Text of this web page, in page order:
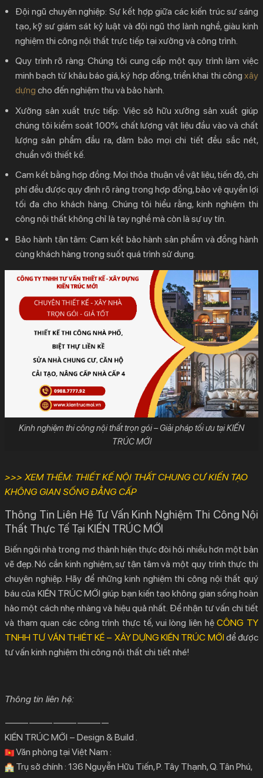
Đội ngũ chuyên nghiệp: Sự kết hợp giữa các kiến trúc sư sáng
tạo, kỹ sư giám sát kỷ luật và đội ngũ thợ lành nghề, giàu kinh
nghiệm thi công nội thất trực tiếp tại xưởng và công trình.
Quy trình rõ ràng: Chúng tôi cung cấp một quy trình làm việc
minh bạch từ khâu báo giá, ký hợp đồng, triển khai thi công xây
dựng cho đến nghiệm thu và bảo hành.
Xưởng sản xuất trực tiếp: Việc sở hữu xưởng sản xuất giúp
chúng tôi kiểm soát 100% chất lượng vật liệu đầu vào và chất
lượng sản phẩm đầu ra, đảm bảo mọi chi tiết đều sắc nét,
chuẩn với thiết kế.
Cam kết bằng hợp đồng: Mọi thỏa thuận về vật liệu, tiến độ, chi
phí đều được quy định rõ ràng trong hợp đồng, bảo vệ quyền lợi
tối đa cho khách hàng. Chúng tôi hiểu rằng,kinh nghiệm thi
công nội thất không chỉ là tay nghề mà còn là sự uy tín.
Bảo hành tận tâm: Cam kết bảo hành sản phẩm và đồng hành
cùng khách hàng trong suốt quá trình sử dụng.
Kinh nghiệm thi công nội thất trọn gói – Giải pháp tối ưu tại KIẾN
TRÚC MỚI
>>> XEM THÊM: THIẾT KẾ NỘI THẤT CHUNG CƯ KIẾN TẠO
KHÔNG GIAN SỐNG ĐẲNG CẤP
Thông Tin Liên Hệ Tư Vấn Kinh Nghiệm Thi Công Nội
Thất Thực Tế Tại KIẾN TRÚC MỚI
Biến ngôi nhà trong mơ thành hiện thực đòi hỏi nhiều hơn một bản
vẽ đẹp. Nó cần kinh nghiệm, sự tận tâm và một quy trình thực thi
chuyên nghiệp. Hãy để nhữngkinh nghiệm thi công nội thất quý
báu của KIẾN TRÚC MỚI giúp bạn kiến tạo không gian sống hoàn
hảo một cách nhẹ nhàng và hiệu quả nhất. Để nhận tư vấn chi tiết
và tham quan các công trình thực tế, vui lòng liên hệCÔNG TY
TNHH TƯ VẤN THIẾT KẾ – XÂY DỰNG KIẾN TRÚC MỚIđể được
tư vấn kinh nghiệm thi công nội thất chi tiết nhé!
Thông tin liên hệ:
—————————————
KIẾN TRÚC MỚI – Design & Build .
Văn phòng tại Việt Nam :
Trụ sở chính : 136 Nguyễn Hữu Tiến, P. Tây Thạnh, Q. Tân Phú,